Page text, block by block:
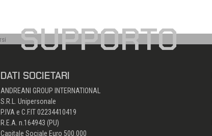
SUPPORTO
DATI SOCIETARI
ANDREANI GROUP INTERNATIONAL
S.R.L. Unipersonale
P.IVA e C.F.IT 02234410419
R.E.A. n.164943 (PU)
Capitale Sociale Euro 500.000